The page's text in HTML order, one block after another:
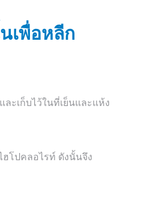
เพื่อหลีก
ะเก็บไว้ในที่เย็นและแห้ง
ฮโปคลอไรท์ ดังนั้นจึง